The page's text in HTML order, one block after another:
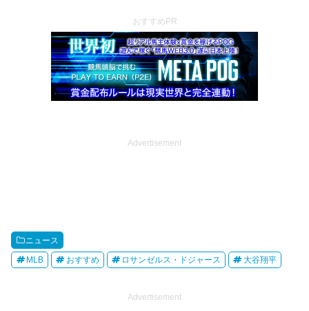
おすすめPR
Advertisement
ニュース
MLB おすすめ ロサンゼルス・ドジャース 大谷翔平
Advertisement